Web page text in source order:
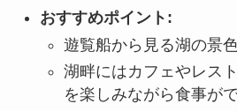
おすすめポイント:
遊覧船から見る湖の景
湖畔にはカフェやレス
を楽しみながら食事が